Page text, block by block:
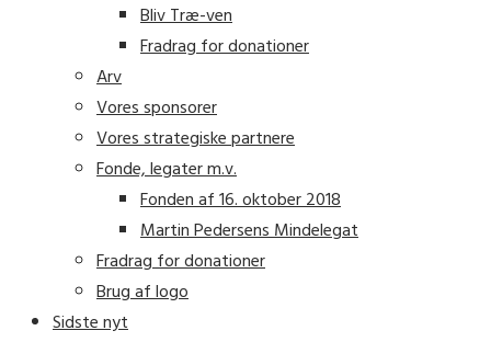
Bliv Træ-ven
Fradrag for donationer
Arv
Vores sponsorer
Vores strategiske partnere
Fonde, legater m.v.
Fonden af 16. oktober 2018
Martin Pedersens Mindelegat
Fradrag for donationer
Brug af logo
Sidste nyt